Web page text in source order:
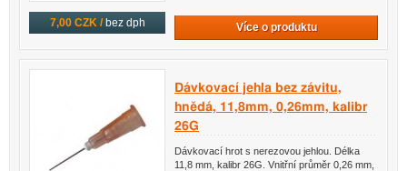
7,00 CZK / bez dph Více o produktu
Dávkovací jehla bez závitu,
hnědá, 11,8mm, 0,26mm, kalibr
26G
Dávkovací hrot s nerezovou jehlou. Délka
11,8 mm, kalibr 26G. Vnitřní průměr 0,26 mm,